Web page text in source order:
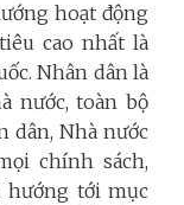
hoạt động
cao nhất là
Nhân dân là
nước, toàn bộ
dân, Nhà nước
chính sách,
hướng tới mục